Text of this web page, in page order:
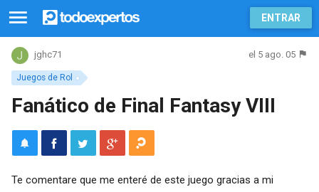
ENTRAR
Juegos de Rol
jghc71 el 5 ago. 05
Fanático de Final Fantasy VIII
Te comentare que me enteré de este juego gracias a mi